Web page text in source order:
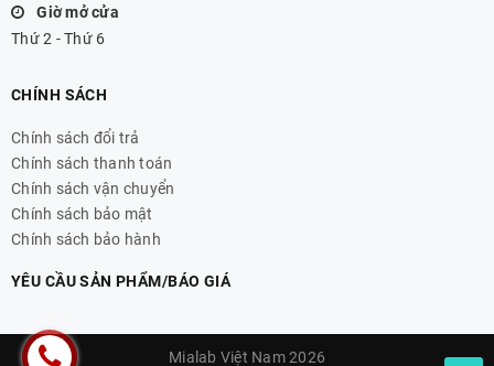
Giờ mở cửa
Thứ 2 - Thứ 6
CHÍNH SÁCH
Chính sách đổi trả
Chính sách thanh toán
Chính sách vận chuyển
Chính sách bảo mật
Chính sách bảo hành
YÊU CẦU SẢN PHẨM/BÁO GIÁ
Mialab Việt Nam 2026